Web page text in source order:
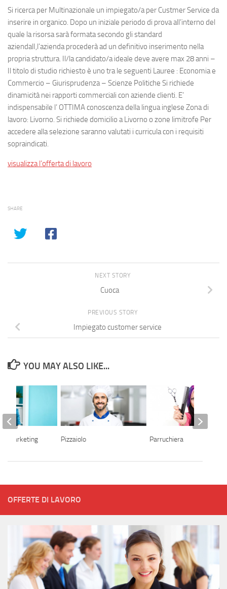
Si ricerca per Multinazionale un impiegato/a per Custmer Service da
inserire in organico. Dopo un iniziale periodo di prova all’interno del
quale la risorsa sarà formata secondo gli standard
aziendalI,l’azienda procederà ad un definitivo inserimento nella
propria struttura. Il/la candidato/a ideale deve avere max 28 anni –
Il titolo di studio richiesto è uno tra le seguenti Lauree : Economia e
Commercio – Giurisprudenza – Scienze Politiche Si richiede
dinamicità nei rapporti commerciali con aziende clienti. E’
indispensabile l’ OTTIMA conoscenza della lingua inglese Zona di
lavoro: Livorno. Si richiede domicilio a Livorno o zone limitrofe Per
accedere alla selezione saranno valutati i curricula con i requisiti
sopraindicati.
visualizza l’offerta di lavoro
SHARE
NEXT STORY
Cuoca
PREVIOUS STORY
Impiegato customer service
YOU MAY ALSO LIKE...
Pizzaiolo Parruchiera
OFFERTE DI LAVORO